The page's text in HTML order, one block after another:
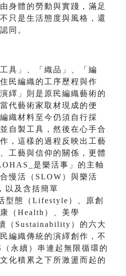
身體的勞動與實踐，滿足
只是生活態度與風格，還
同。
具」、「織品」、「編
民編織的工序歷程與作
繹」則是原民編織藝術的
代藝術家取材現成的便
織材料至今仍須自行採
自製工具，然後在心手合
，這樣的過程反映出工藝
工藝與信仰的關係，更體
是樂活事」的主軸
慢活（SLOW）與樂活
以及含括簡單
型態（Lifestyle）、原創
（Health）、美學
（Sustainability）的六大
編織傳統的演繹創作，不
永續）串連起無限循環的
化積累之下所激盪而起的